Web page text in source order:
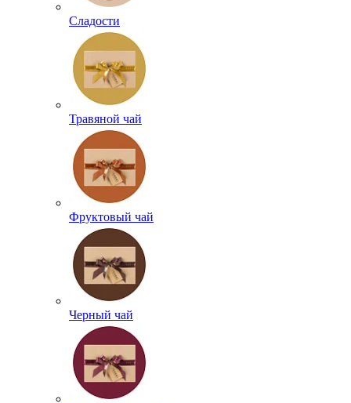
Сладости
Травяной чай
Фруктовый чай
Черный чай